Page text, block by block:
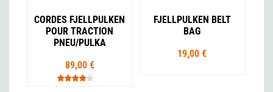
CORDES FJELLPULKEN
POUR TRACTION
PNEU/PULKA
89,00 €
FJELLPULKEN BELT
BAG
19,00 €